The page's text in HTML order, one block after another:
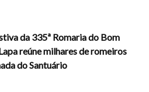
da 335ª Romaria do Bom
reúne milhares de romeiros
do Santuário